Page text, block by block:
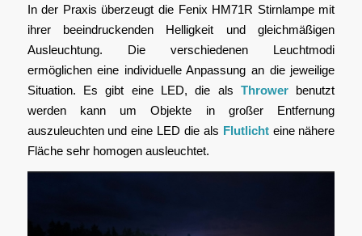
In der Praxis überzeugt die Fenix HM71R Stirnlampe mit
ihrer beeindruckenden Helligkeit und gleichmäßigen
Ausleuchtung. Die verschiedenen Leuchtmodi
ermöglichen eine individuelle Anpassung an die jeweilige
Situation. Es gibt eine LED, die alsThrower benutzt
werden kann um Objekte in großer Entfernung
auszuleuchten und eine LED die als Flutlichteine nähere
Fläche sehr homogen ausleuchtet.